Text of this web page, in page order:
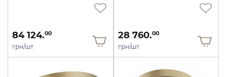
84 124.00
грн/шт
28 760.00
грн/шт